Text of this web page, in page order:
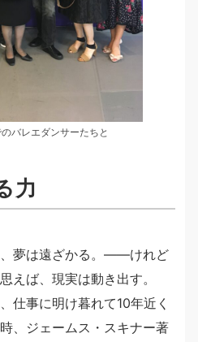
バレエダンサーたちと
力
、夢は遠ざかる。――けれど
えば、現実は動き出す。
仕事に明け暮れて10年近く
、ジェームス・スキナー著